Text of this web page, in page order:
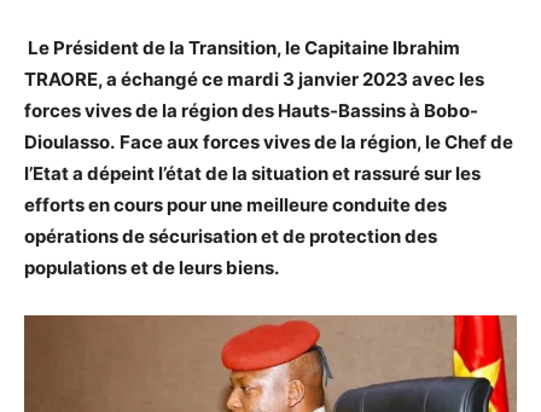
Le Président de la Transition, le Capitaine Ibrahim
TRAORE, a échangé ce mardi 3 janvier 2023 avec les
forces vives de la région des Hauts-Bassins à Bobo-
Dioulasso. Face aux forces vives de la région, le Chef de
l’Etat a dépeint l’état de la situation et rassuré sur les
efforts en cours pour une meilleure conduite des
opérations de sécurisation et de protection des
populations et de leurs biens.